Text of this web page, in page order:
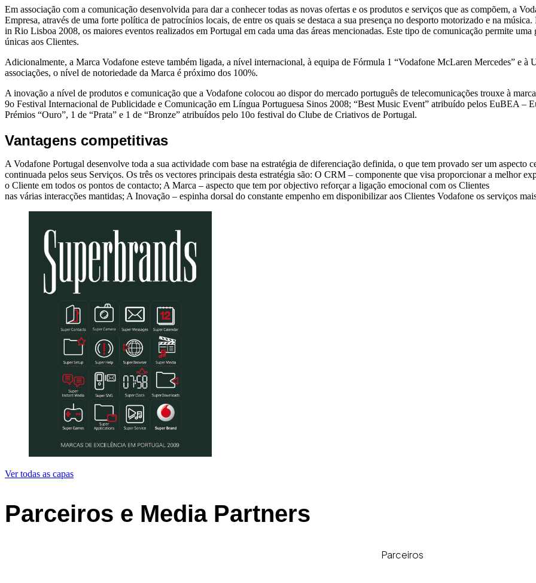
Em associação com a comunicação desenvolvida para dar a conhecer todas as novas ofertas e os produtos e serviços que as compõem, a
Empresa, através de uma forte política de patrocínios locais, de entre os quais se destaca a sua presença no desporto motorizado e na
in Rio Lisboa 2008, os maiores eventos realizados em Portugal em cada uma das áreas mencionadas. Este tipo de comunicação permite
únicas aos Clientes.
Adicionalmente, a Marca Vodafone esteve também ligada, a nível internacional, à equipa de Fórmula 1 “Vodafone McLaren Mercedes” e à
associações, o nível de notoriedade da Marca é próximo dos 100%.
A inovação a nível de produtos e comunicação que a Vodafone colocou ao dispor do mercado português de telecomunicações trouxe à
9o Festival Internacional de Publicidade e Comunicação em Língua Portuguesa Sinos 2008; “Best Music Event” atribuído pelos EuBEA –
Prémios “Ouro”, 1 de “Prata” e 1 de “Bronze” atribuídos pelo 10o festival do Clube de Criativos de Portugal.
Vantagens competitivas
A Vodafone Portugal desenvolve toda a sua actividade com base na estratégia de diferenciação definida, o que tem provado ser um
continuada pelos seus Serviços. Os três os vectores principais desta estratégia são: O CRM – componente que visa proporcionar a melhor
o Cliente em todos os pontos de contacto; A Marca – aspecto que tem por objectivo reforçar a ligação emocional com os Clientes
nas várias interacções mantidas; A Inovação – espinha dorsal do constante empenho em disponibilizar aos Clientes Vodafone os serviços
Ver todas as capas
Parceiros e Media Partners
Parceiros